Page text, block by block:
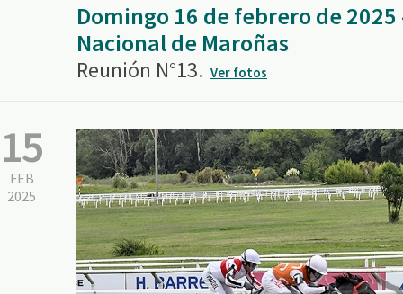
Domingo 16 de febrero de
Nacional de Maroñas
Reunión N°13. Ver fotos
15
FEB
2025